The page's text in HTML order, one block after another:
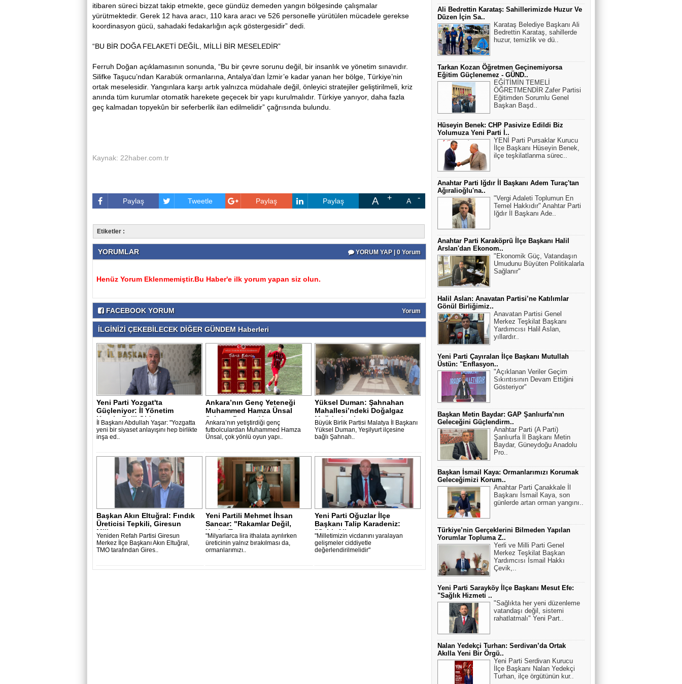
itibaren süreci bizzat takip etmekte, gece gündüz demeden yangın bölgesinde çalışmalar
yürütmektedir. Gerek 12 hava aracı, 110 kara aracı ve 526 personelle yürütülen mücadele gerekse
koordinasyon gücü, sahadaki fedakarlığın açık göstergesidir” dedi.
“BU BİR DOĞA FELAKETİ DEĞİL, MİLLİ BİR MESELEDİR”
Ferruh Doğan açıklamasının sonunda, “Bu bir çevre sorunu değil, bir insanlık ve yönetim sınavıdır.
Silifke Taşucu’ndan Karabük ormanlarına, Antalya’dan İzmir’e kadar yanan her bölge, Türkiye’nin
ortak meselesidir. Yangınlara karşı artık yalnızca müdahale değil, önleyici stratejiler geliştirilmeli, kriz
anında tüm kurumlar otomatik harekete geçecek bir yapı kurulmalıdır. Türkiye yanıyor, daha fazla
geç kalmadan topyekûn bir seferberlik ilan edilmelidir” çağrısında bulundu.
Kaynak: 22haber.com.tr
Paylaş Tweetle Paylaş Paylaş A A
Etiketler :
YORUMLAR YORUM YAP | 0 Yorum
Henüz Yorum Eklenmemiştir.Bu Haber'e ilk yorum yapan siz olun.
FACEBOOK YORUM Yorum
İLGİNİZİ ÇEKEBİLECEK DİĞER GÜNDEM Haberleri
Yeni Parti Yozgat'ta
Güçleniyor: İl Yönetim
Kurulu Belli Old..
İl Başkanı Abdullah Yaşar: "Yozgatta
yeni bir siyaset anlayışını hep birlikte
inşa ed..
Ankara’nın Genç Yeteneği
Muhammed Hamza Ünsal
Sahaya Damga V..
Ankara’nın yetiştirdiği genç
futbolculardan Muhammed Hamza
Ünsal, çok yönlü oyun yapı..
Yüksel Duman: Şahnahan
Mahallesi’ndeki Doğalgaz
Mağduriyeti ..
Büyük Birlik Partisi Malatya İl Başkanı
Yüksel Duman, Yeşilyurt ilçesine
bağlı Şahnah..
Başkan Akın Eltuğral: Fındık
Üreticisi Tepkili, Giresun
Mill..
Yeniden Refah Partisi Giresun
Merkez İlçe Başkanı Akın Eltuğral,
TMO tarafından Gires..
Yeni Partili Mehmet İhsan
Sancar: "Rakamlar Değil,
Yanlış Te..
"Milyarlarca lira ithalata ayrılırken
üreticinin yalnız bırakılması da,
ormanlarımızı..
Yeni Parti Oğuzlar İlçe
Başkanı Talip Karadeniz:
"Şehit Aile..
"Milletimizin vicdanını yaralayan
gelişmeler ciddiyetle
değerlendirilmelidir"
Ali Bedrettin Karataş: Sahillerimizde Huzur Ve
Düzen İçin Sa..
Karataş Belediye Başkanı Ali
Bedrettin Karataş, sahillerde
huzur, temizlik ve dü..
Tarkan Kozan Öğretmen Geçinemiyorsa
Eğitim Güçlenemez - GÜND..
EĞİTİMİN TEMELİ
ÖĞRETMENDİR Zafer Partisi
Eğitimden Sorumlu Genel
Başkan Başd..
Hüseyin Benek: CHP Pasivize Edildi Biz
Yolumuza Yeni Parti İ..
YENİ Parti Pursaklar Kurucu
İlçe Başkanı Hüseyin Benek,
ilçe teşkilatlanma sürec..
Anahtar Parti Iğdır İl Başkanı Adem Turaç'tan
Ağıralioğlu'na..
"Vergi Adaleti Toplumun En
Temel Hakkıdır" Anahtar Parti
Iğdır İl Başkanı Ade..
Anahtar Parti Karaköprü İlçe Başkanı Halil
Arslan'dan Ekonom..
"Ekonomik Güç, Vatandaşın
Umudunu Büyüten Politikalarla
Sağlanır"
Halil Aslan: Anavatan Partisi’ne Katılımlar
Gönül Birliğimiz..
Anavatan Partisi Genel
Merkez Teşkilat Başkanı
Yardımcısı Halil Aslan,
yıllardır..
Yeni Parti Çayıralan İlçe Başkanı Mutullah
Üstün: "Enflasyon..
"Açıklanan Veriler Geçim
Sıkıntısının Devam Ettiğini
Gösteriyor"
Başkan Metin Baydar: GAP Şanlıurfa’nın
Geleceğini Güçlendirm..
Anahtar Parti (A Parti)
Şanlıurfa İl Başkanı Metin
Baydar, Güneydoğu Anadolu
Pro..
Başkan İsmail Kaya: Ormanlarımızı Korumak
Geleceğimizi Korum..
Anahtar Parti Çanakkale İl
Başkanı İsmail Kaya, son
günlerde artan orman yangını..
Türkiye’nin Gerçeklerini Bilmeden Yapılan
Yorumlar Topluma Z..
Yerli ve Milli Parti Genel
Merkez Teşkilat Başkan
Yardımcısı İsmail Hakkı
Çevik,..
Yeni Parti Sarayköy İlçe Başkanı Mesut Efe:
"Sağlık Hizmeti ..
"Sağlıkta her yeni düzenleme
vatandaşı değil, sistemi
rahatlatmalı" Yeni Part..
Nalan Yedekçi Turhan: Serdivan’da Ortak
Akılla Yeni Bir Örgü..
Yeni Parti Serdivan Kurucu
İlçe Başkanı Nalan Yedekçi
Turhan, ilçe örgütünün kur..